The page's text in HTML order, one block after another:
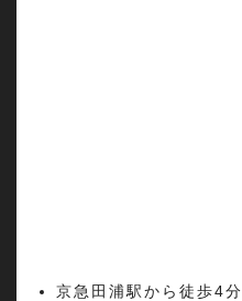
京急田浦駅から徒歩4分